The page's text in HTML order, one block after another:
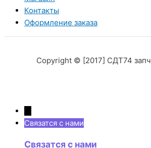
Контакты
Оформление заказа
Copyright © [2017] СДТ74
Связатся с нами
Связатся с нами